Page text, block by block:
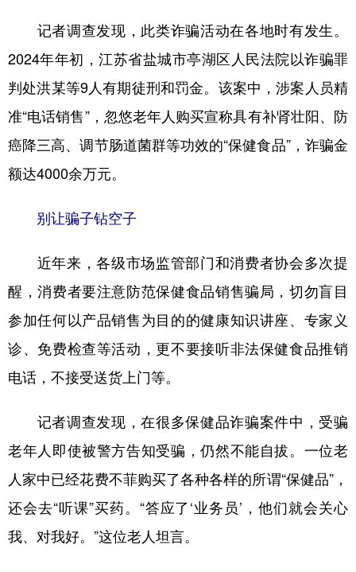
记者调查发现，此类诈骗活动在各地时有发生。
2024年年初，江苏省盐城市亭湖区人民法院以诈骗罪
判处洪某等9人有期徒刑和罚金。该案中，涉案人员精
准“电话销售”，忽悠老年人购买宣称具有补肾壮阳、防
癌降三高、调节肠道菌群等功效的“保健食品”，诈骗金
额达4000余万元。
别让骗子钻空子
近年来，各级市场监管部门和消费者协会多次提
醒，消费者要注意防范保健食品销售骗局，切勿盲目
参加任何以产品销售为目的的健康知识讲座、专家义
诊、免费检查等活动，更不要接听非法保健食品推销
电话，不接受送货上门等。
记者调查发现，在很多保健品诈骗案件中，受骗
老年人即使被警方告知受骗，仍然不能自拔。一位老
人家中已经花费不菲购买了各种各样的所谓“保健品”，
还会去“听课”买药。“答应了‘业务员’，他们就会关心
我、对我好。”这位老人坦言。